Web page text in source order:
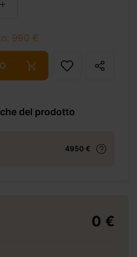
990 €
del prodotto
4950 €
0 €